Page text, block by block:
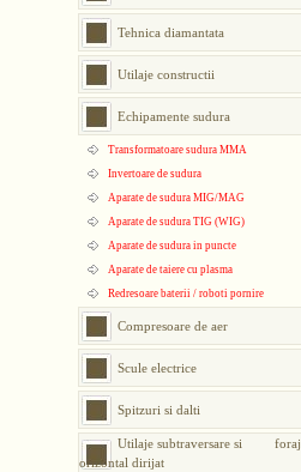
Tehnica diamantata
Utilaje constructii
Echipamente sudura
Transformatoare sudura MMA
Invertoare de sudura
Aparate de sudura MIG/MAG
Aparate de sudura TIG (WIG)
Aparate de sudura in puncte
Aparate de taiere cu plasma
Redresoare baterii / roboti pornire
Compresoare de aer
Scule electrice
Spitzuri si dalti
Utilaje subtraversare si foraj
orizontal dirijat